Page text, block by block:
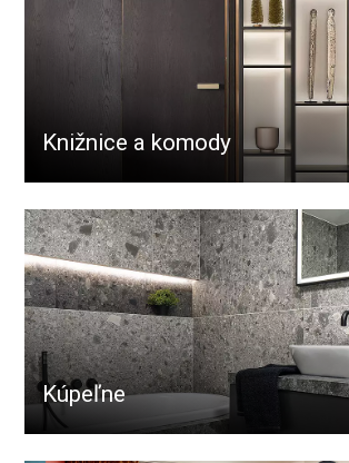
Knižnice a komody
Kúpeľne